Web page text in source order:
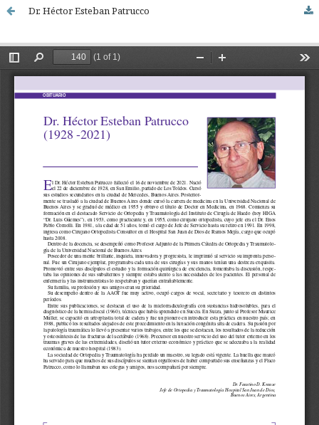
Dr. Héctor Esteban Patrucco